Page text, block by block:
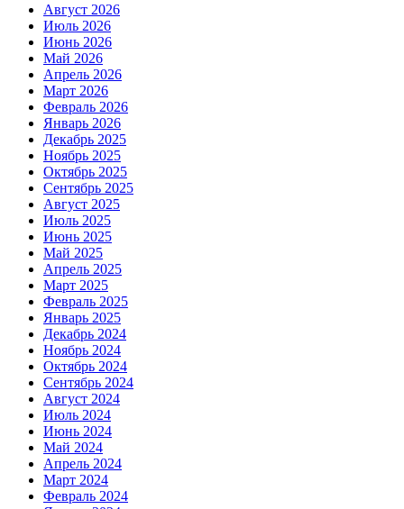
Август 2026
Июль 2026
Июнь 2026
Май 2026
Апрель 2026
Март 2026
Февраль 2026
Январь 2026
Декабрь 2025
Ноябрь 2025
Октябрь 2025
Сентябрь 2025
Август 2025
Июль 2025
Июнь 2025
Май 2025
Апрель 2025
Март 2025
Февраль 2025
Январь 2025
Декабрь 2024
Ноябрь 2024
Октябрь 2024
Сентябрь 2024
Август 2024
Июль 2024
Июнь 2024
Май 2024
Апрель 2024
Март 2024
Февраль 2024